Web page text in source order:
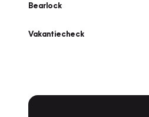
Bearlock
Vakantiecheck